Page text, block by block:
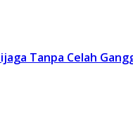
Tanpa Celah